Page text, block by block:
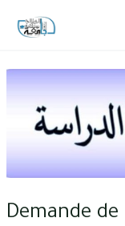
Demande